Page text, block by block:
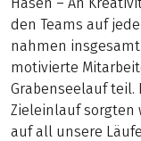
den Teams auf
nahmen
motivierte
Grabenseelauf
Zieleinlauf sorgten
auf all unsere